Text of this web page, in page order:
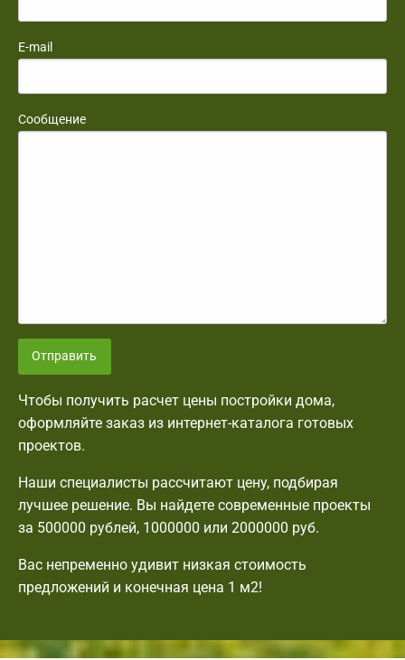
E-mail
Сообщение
Отправить
Чтобы получить расчет цены постройки дома,
оформляйте заказ из интернет-каталога готовых
проектов.
Наши специалисты рассчитают цену, подбирая
лучшее решение. Вы найдете современные проекты
за 500000 рублей, 1000000 или 2000000 руб.
Вас непременно удивит низкая стоимость
предложений и конечная цена 1 м2!